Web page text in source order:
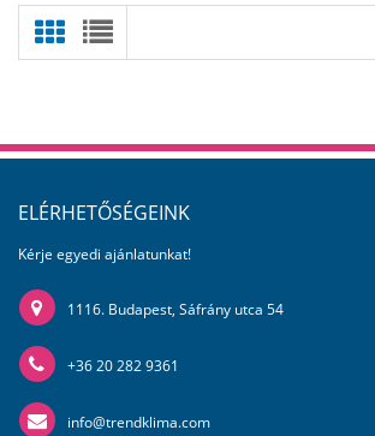
ELÉRHETŐSÉGEINK
Kérje egyedi ajánlatunkat!
1116. Budapest, Sáfrány utca 54
+36 20 282 9361
info@trendklima.com